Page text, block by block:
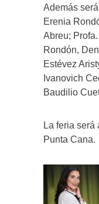
Además
Erenia
Abreu;
Rondón,
Estévez
Ivanovich
Baudilio
La feria será
Punta Cana.